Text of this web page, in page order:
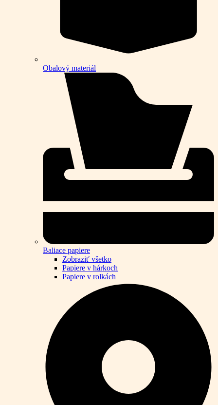
Obalový materiál
Baliace papiere
Zobraziť všetko
Papiere v hárkoch
Papiere v rolkách